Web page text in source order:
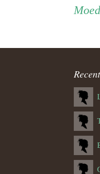
Persoon
ouder